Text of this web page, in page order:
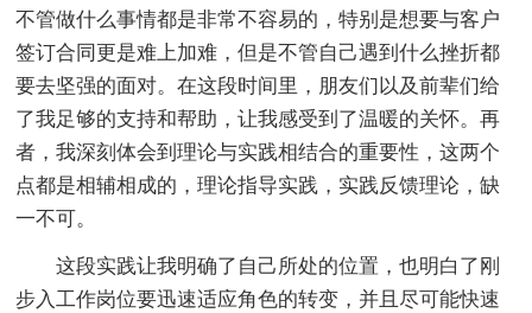
不管做什么事情都是非常不容易的，特别是想要与客户
签订合同更是难上加难，但是不管自己遇到什么挫折都
要去坚强的面对。在这段时间里，朋友们以及前辈们给
了我足够的支持和帮助，让我感受到了温暖的关怀。再
者，我深刻体会到理论与实践相结合的重要性，这两个
点都是相辅相成的，理论指导实践，实践反馈理论，缺
一不可。
这段实践让我明确了自己所处的位置，也明白了刚
步入工作岗位要迅速适应角色的转变，并且尽可能快速